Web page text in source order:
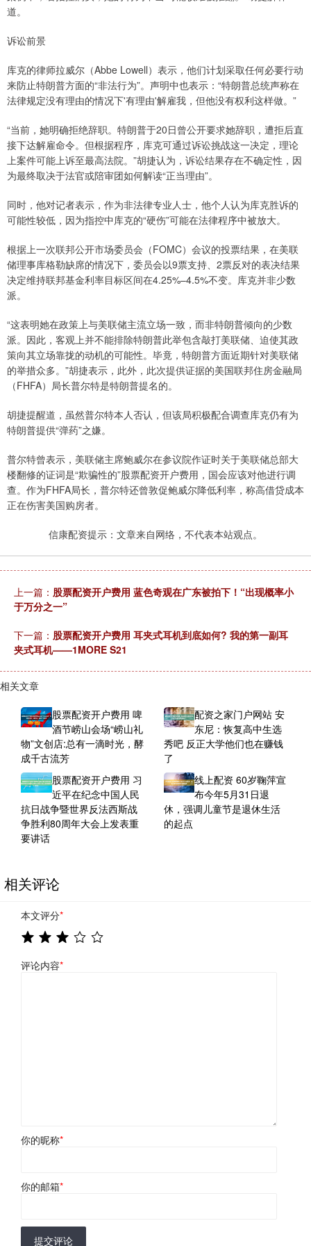
道。
诉讼前景
库克的律师拉威尔（Abbe Lowell）表示，他们计划采取任何必要行动
来防止特朗普方面的“非法行为”。声明中也表示：“特朗普总统声称在
法律规定没有理由的情况下'有理由'解雇我，但他没有权利这样做。”
“当前，她明确拒绝辞职。特朗普于20日曾公开要求她辞职，遭拒后直
接下达解雇命令。但根据程序，库克可通过诉讼挑战这一决定，理论
上案件可能上诉至最高法院。”胡捷认为，诉讼结果存在不确定性，因
为最终取决于法官或陪审团如何解读“正当理由”。
同时，他对记者表示，作为非法律专业人士，他个人认为库克胜诉的
可能性较低，因为指控中库克的“硬伤”可能在法律程序中被放大。
根据上一次联邦公开市场委员会（FOMC）会议的投票结果，在美联
储理事库格勒缺席的情况下，委员会以9票支持、2票反对的表决结果
决定维持联邦基金利率目标区间在4.25%–4.5%不变。库克并非少数
派。
“这表明她在政策上与美联储主流立场一致，而非特朗普倾向的少数
派。因此，客观上并不能排除特朗普此举包含敲打美联储、迫使其政
策向其立场靠拢的动机的可能性。毕竟，特朗普方面近期针对美联储
的举措众多。”胡捷表示，此外，此次提供证据的美国联邦住房金融局
（FHFA）局长普尔特是特朗普提名的。
胡捷提醒道，虽然普尔特本人否认，但该局积极配合调查库克仍有为
特朗普提供“弹药”之嫌。
普尔特曾表示，美联储主席鲍威尔在参议院作证时关于美联储总部大
楼翻修的证词是“欺骗性的”股票配资开户费用，国会应该对他进行调
查。作为FHFA局长，普尔特还曾敦促鲍威尔降低利率，称高借贷成本
正在伤害美国购房者。
信康配资提示：文章来自网络，不代表本站观点。
上一篇： 股票配资开户费用 蓝色奇观在广东被拍下！“出现概率小
于万分之一”
下一篇： 股票配资开户费用 耳夹式耳机到底如何? 我的第一副耳
夹式耳机——1MORE S21
相关文章
股票配资开户费用 啤
酒节崂山会场“崂山礼
物”文创店:总有一滴时光，酵
成千古流芳
配资之家门户网站 安
东尼：恢复高中生选
秀吧 反正大学他们也在赚钱
了
股票配资开户费用 习
近平在纪念中国人民
抗日战争暨世界反法西斯战
争胜利80周年大会上发表重
要讲话
线上配资 60岁鞠萍宣
布今年5月31日退
休，强调儿童节是退休生活
的起点
相关评论
本文评分*
评论内容*
你的昵称*
你的邮箱*
提交评论